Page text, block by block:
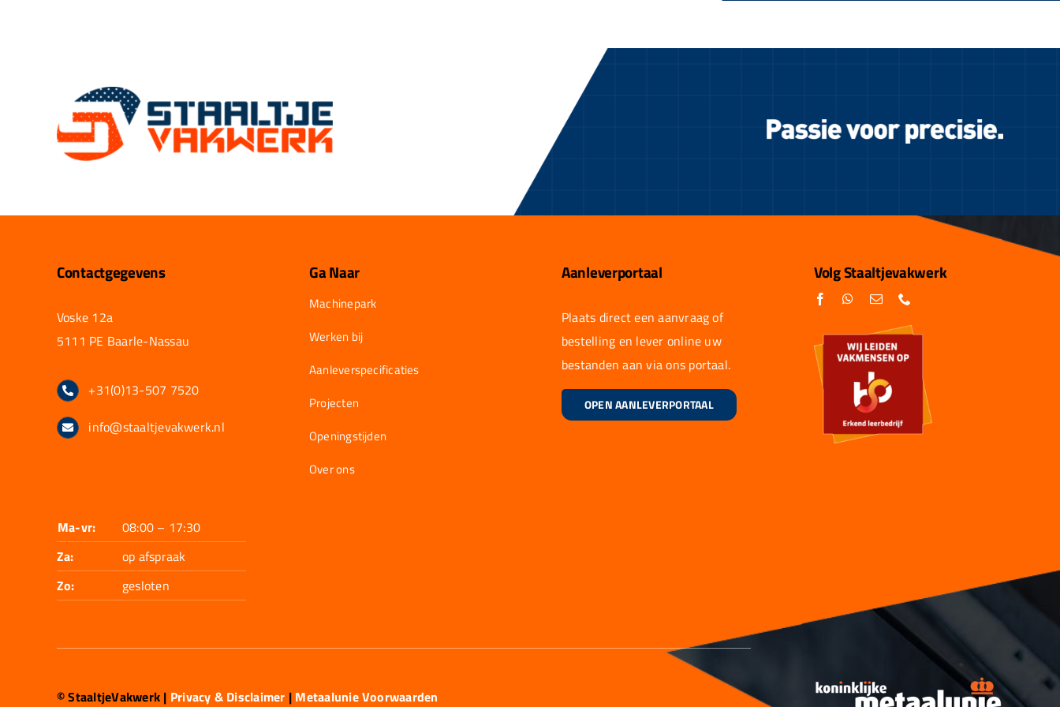
Contactgegevens
Voske 12a
5111 PE Baarle-Nassau
+31(0)13-507 7520
info@staaltjevakwerk.nl
Ma-vr:
08:00 – 17:30
Za:
op afspraak
Zo:
gesloten
Ga Naar
Machinepark
Werken bij
Aanleverspecificaties
Projecten
Openingstijden
Over ons
Aanleverportaal
Plaats direct een aanvraag of
bestelling en lever online uw
bestanden aan via ons portaal.
OPEN AANLEVERPORTAAL
Volg Staaltjevakwerk
© StaaltjeVakwerk | Privacy & Disclaimer | Metaalunie Voorwaarden